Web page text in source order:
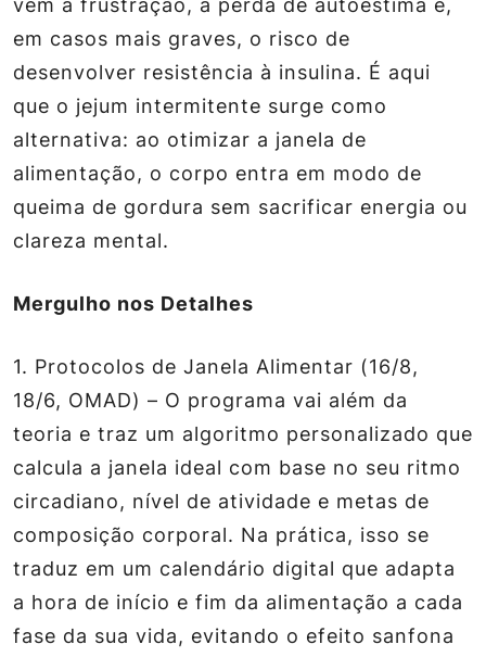
vem a frustração, a perda de autoestima e,
em casos mais graves, o risco de
desenvolver resistência à insulina. É aqui
que o jejum intermitente surge como
alternativa: ao otimizar a janela de
alimentação, o corpo entra em modo de
queima de gordura sem sacrificar energia ou
clareza mental.
Mergulho nos Detalhes
1. Protocolos de Janela Alimentar (16/8,
18/6, OMAD) – O programa vai além da
teoria e traz um algoritmo personalizado que
calcula a janela ideal com base no seu ritmo
circadiano, nível de atividade e metas de
composição corporal. Na prática, isso se
traduz em um calendário digital que adapta
a hora de início e fim da alimentação a cada
fase da sua vida, evitando o efeito sanfona